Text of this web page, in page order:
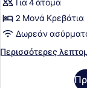
(Garden)
για
Junior
Σουίτα,
Μονά
2 Μονά Κρεβάτια
Δωρεάν
Περισσότερες
Περισσότερες